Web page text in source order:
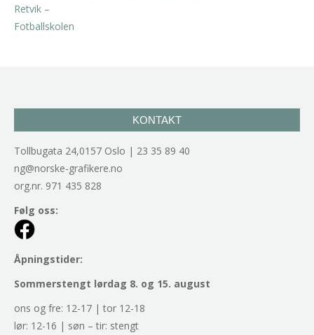
KONTAKT
Tollbugata 24,0157 Oslo | 23 35 89 40
ng@norske-grafikere.no
org.nr. 971 435 828
Følg oss:
Åpningstider:
Sommerstengt lørdag 8. og 15. august
ons og fre: 12-17 | tor 12-18
lør: 12-16 | søn – tir: stengt